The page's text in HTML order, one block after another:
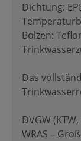
Dichtung:
Bolzen:
Das
DVGW
WRAS –